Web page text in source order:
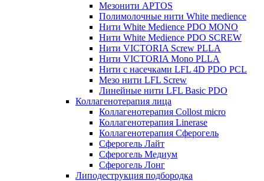
Мезонити APTOS
Полимолочные нити White medience
Нити White Medience PDO MONO
Нити White Medience PDO SCREW
Нити VICTORIA Screw PLLA
Нити VICTORIA Mono PLLA
Нити с насечками LFL 4D PDO PCL
Мезо нити LFL Screw
Линейные нити LFL Basic PDO
Коллагенотерапия лица
Коллагенотерапия Collost micro
Коллагенотерапия Linerase
Коллагенотерапия Сферогель
Сферогель Лайт
Сферогель Медиум
Сферогель Лонг
Липодеструкция подбородка